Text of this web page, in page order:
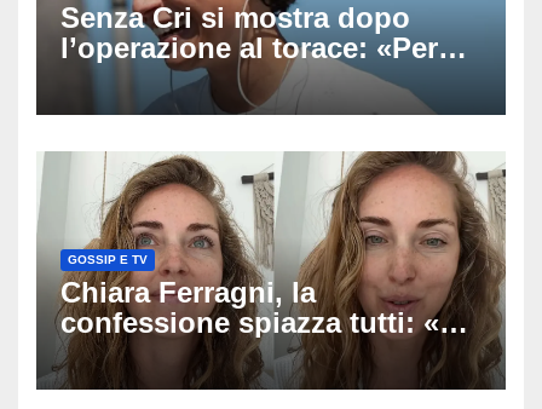
Senza Cri si mostra dopo
l’operazione al torace: «Per
anni mi sentivo in trappola», il
racconto sul difficile percorso
GOSSIP E TV
Chiara Ferragni, la
confessione spiazza tutti: «Un
mio ex voleva che mi rifacessi
il seno». Poi svela i ritocchi di